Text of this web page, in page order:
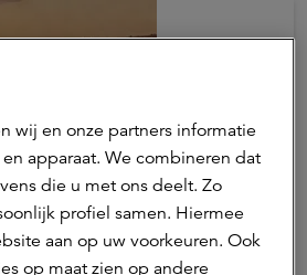
blijft
wij en onze partners informatie
apparaat. We combineren dat
die u met ons deelt. Zo
profiel samen. Hiermee
aan op uw voorkeuren. Ook
op maat zien op andere